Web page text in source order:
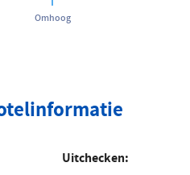
Omhoog
Uitchecken: